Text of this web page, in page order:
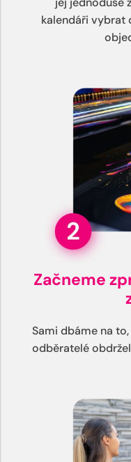
kalendáři vybrat
Začneme
Sami dbáme na
odběratelé